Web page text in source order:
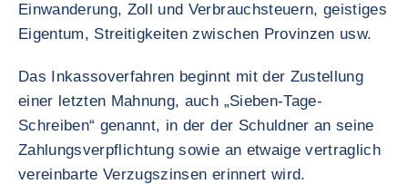
Einwanderung, Zoll und Verbrauchsteuern, geistiges
Eigentum, Streitigkeiten zwischen Provinzen usw.
Das Inkassoverfahren beginnt mit der Zustellung
einer letzten Mahnung, auch „Sieben-Tage-
Schreiben“ genannt, in der der Schuldner an seine
Zahlungsverpflichtung sowie an etwaige vertraglich
vereinbarte Verzugszinsen erinnert wird.